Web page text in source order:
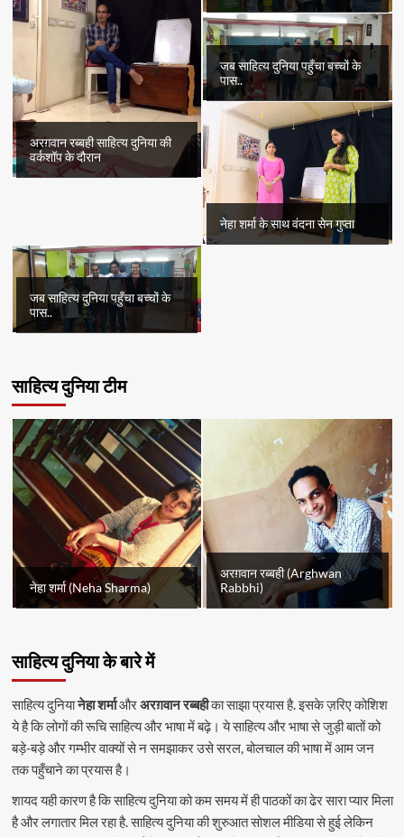
अरग़वान रब्बही साहित्य दुनिया की
वर्कशॉप के दौरान
जब साहित्य दुनिया पहुँचा बच्चों के
पास..
नेहा शर्मा के साथ वंदना सेन गुप्ता
जब साहित्य दुनिया पहुँचा बच्चों के
पास..
साहित्य दुनिया टीम
नेहा शर्मा (Neha Sharma)
अरग़वान रब्बही (Arghwan
Rabbhi)
साहित्य दुनिया के बारे में
साहित्य दुनियानेहा शर्माऔरअरग़वान रब्बहीका साझा प्रयास है. इसके ज़रिए कोशिश
ये है कि लोगों की रूचि साहित्य और भाषा में बढ़े। ये साहित्य और भाषा से जुड़ी बातों को
बड़े-बड़े और गम्भीर वाक्यों से न समझाकर उसे सरल, बोलचाल की भाषा में आम जन
तक पहुँचाने का प्रयास है।
शायद यही कारण है कि साहित्य दुनिया को कम समय में ही पाठकों का ढेर सारा प्यार मिला
है और लगातार मिल रहा है. साहित्य दुनिया की शुरुआत सोशल मीडिया से हुई लेकिन